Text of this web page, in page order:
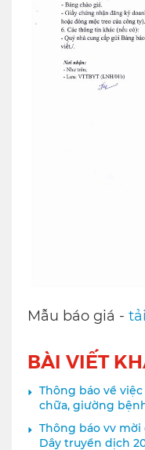
Mẫu báo giá -
BÀI VIẾT
Thông báo về
chữa, giường
Thông báo vv
Dây truyền dịch